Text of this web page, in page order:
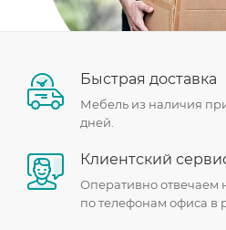
Быстрая доставка
Мебель из наличия
дней.
Клиентский
Оперативно отвечаем
по телефонам офиса в